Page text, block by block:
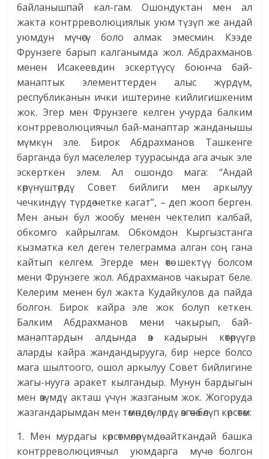
байланышпай кал-гам. Ошондуктан мен ал
жакта контр­революциялык уюм түзүп же андай
уюмдун мүчөсү боло алмак эмесмин. Кээде
Фрунзеге барып калганымда жол. Абдрахманов
менен Исакеевдин эскертүүсү боюнча бай-
манаптык элементтерден алыс жүрдүм,
республиканын ички иштерине кийлигишкеним
жок. Эгер мен Фрунзеге келген учурда балким
контрреволюциячыл бай-манаптар жанданышы
мүмкүн эле. Бирок Абдрахманов Ташкенге
барганда бул маселелер туурасында ага ачык эле
эскерткен элем. Ал ошондо мага: “Андай
көрүнүштөрдү Совет бийлиги мен аркылуу
чечкиндүү түр­дө четке кагат”, – деп жооп берген.
Мен анын бул жообу менен чектелип калбай,
обкомго кайрылгам. Обкомдон Кыргызстанга
кызматка кел деген телеграмма алган соң гана
кайтып келгем. Эгерде мен өтө шектүү болсом
мени Фрунзеге жол. Абдрахманов чакырат беле.
Келерим менен бул жакта Кудайкулов да пайда
болгон. Бирок кайра эле жок болуп кеткен.
Балким Абдрахманов мени чакырып, бай-
манаптардын алдында өз кадырын көтөрүүгө,
аларды кайра жандандырууга, бир нерсе болсо
мага шылтоого, ошол аркылуу Совет бийлигине
жагы-нууга аракет кылгандыр. Мунун бардыгын
мен өзүмдү акташ үчүн жазганым жок. Жогоруда
жазгандарымдан мен төмөндөгүлөрдү өзгөчө бөлүп көрсөтөм:
1. Мен мурдагы көрсөтмөлөрүмдө айткандай башка
контрреволюциячыл уюмдарга мүчө болгон